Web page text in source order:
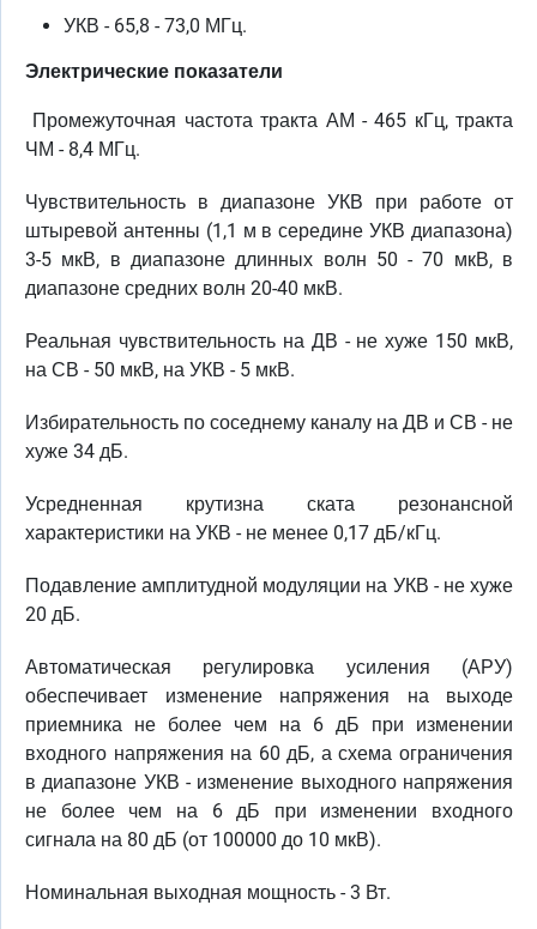
УКВ - 65,8 - 73,0 МГц.
Электрические показатели
Промежуточная частота тракта АМ - 465 кГц, тракта
ЧМ - 8,4 МГц.
Чувствительность в диапазоне УКВ при работе от
штыревой антенны (1,1 м в середине УКВ диапазона)
3-5 мкВ, в диапазоне длинных волн 50 - 70 мкВ, в
диапазоне средних волн 20-40 мкВ.
Реальная чувствительность на ДВ - не хуже 150 мкВ,
на СВ - 50 мкВ, на УКВ - 5 мкВ.
Избирательность по соседнему каналу на ДВ и СВ - не
хуже 34 дБ.
Усредненная крутизна ската резонансной
характеристики на УКВ - не менее 0,17 дБ/кГц.
Подавление амплитудной модуляции на УКВ - не хуже
20 дБ.
Автоматическая регулировка усиления (АРУ)
обеспечивает изменение напряжения на выходе
приемника не более чем на 6 дБ при изменении
входного напряжения на 60 дБ, а схема ограничения
в диапазоне УКВ - изменение выходного напряжения
не более чем на 6 дБ при изменении входного
сигнала на 80 дБ (от 100000 до 10 мкВ).
Номинальная выходная мощность - 3 Вт.